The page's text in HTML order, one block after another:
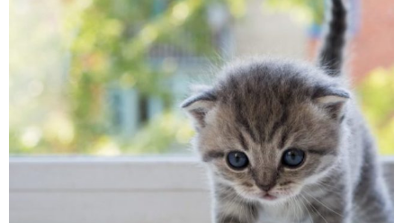
القلب ، ولكن ليس لديه أعراض ولا تغييرات في القلب. _المرحلة
الثانية,يعاني الكلب […]